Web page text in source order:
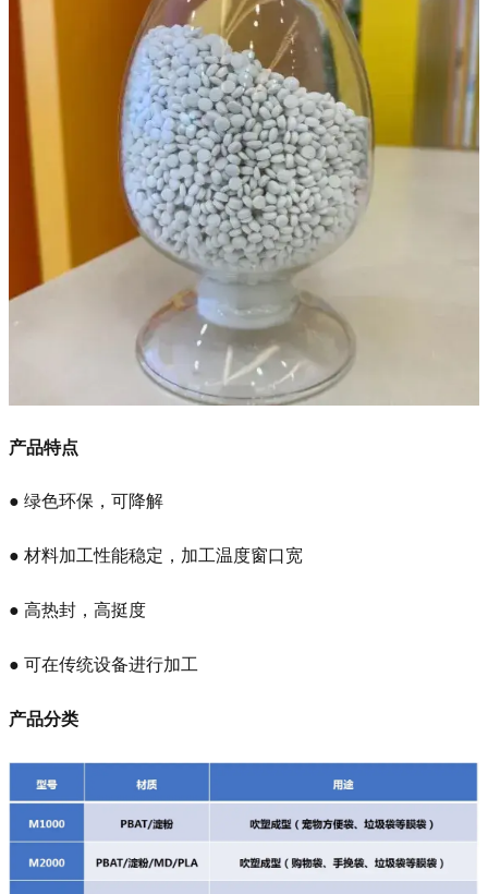
产品特点
● 绿色环保，可降解
● 材料加工性能稳定，加工温度窗口宽
● 高热封，高挺度
● 可在传统设备进行加工
产品分类